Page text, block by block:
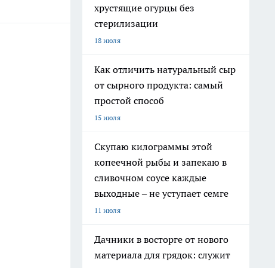
хрустящие огурцы без
стерилизации
18 июля
Как отличить натуральный сыр
от сырного продукта: самый
простой способ
15 июля
Скупаю килограммы этой
копеечной рыбы и запекаю в
сливочном соусе каждые
выходные – не уступает семге
11 июля
Дачники в восторге от нового
материала для грядок: служит